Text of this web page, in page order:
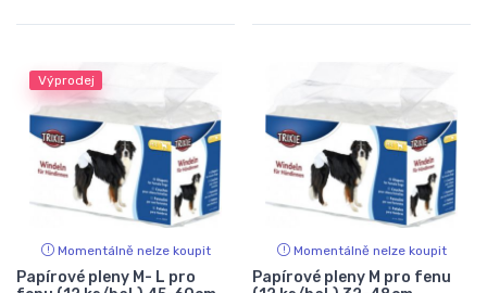
Výprodej
Momentálně nelze koupit
Papírové pleny M- L pro
Momentálně nelze koupit
Papírové pleny M pro fenu